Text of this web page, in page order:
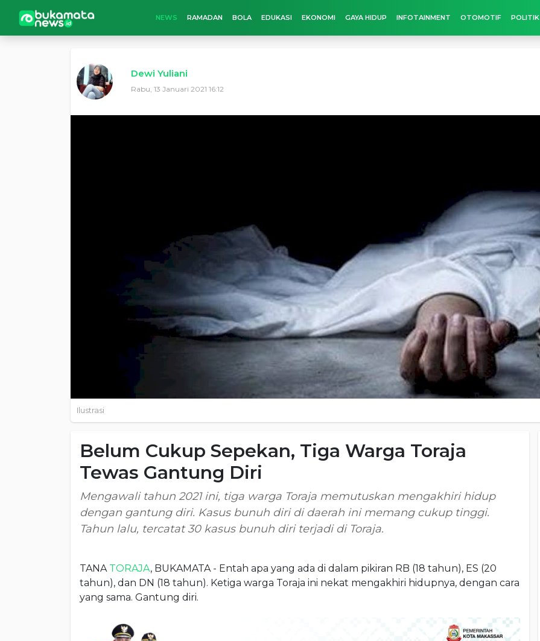
NEWS RAMADAN BOLA EDUKASI EKONOMI GAYA HIDUP INFOTAINMENT OTOMOTIF POLITIK
Dewi Yuliani
Rabu, 13 Januari 2021 16:12
Ilustrasi
Belum Cukup Sepekan, Tiga Warga Toraja
Tewas Gantung Diri
Mengawali tahun 2021 ini, tiga warga Toraja memutuskan mengakhiri hidup
dengan gantung diri. Kasus bunuh diri di daerah ini memang cukup tinggi.
Tahun lalu, tercatat 30 kasus bunuh diri terjadi di Toraja.
TANA TORAJA, BUKAMATA - Entah apa yang ada di dalam pikiran RB (18 tahun), ES (20
tahun), dan DN (18 tahun). Ketiga warga Toraja ini nekat mengakhiri hidupnya, dengan cara
yang sama. Gantung diri.